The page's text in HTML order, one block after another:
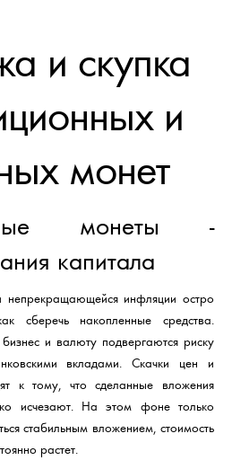
и скупка
и
монет
монеты -
капитала
инфляции остро
сберечь накопленные средства.
и валюту подвергаются риску
вкладами. Скачки цен и
к тому, что сделанные вложения
исчезают. На этом фоне только
стабильным вложением, стоимость
растет.